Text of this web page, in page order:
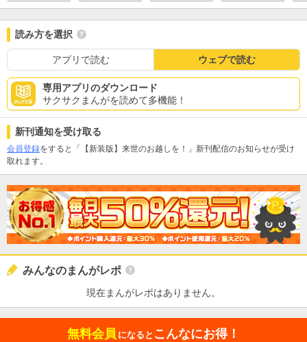
読み方を選択
アプリで読む ウェブで読む
専用アプリのダウンロード
サクサクまんがを読めて多機能！
新刊通知を受け取る
会員登録をすると「【新装版】来世のお越しを！」新刊配信のお知らせが受け
取れます。
みんなのまんがレポ
現在まんがレポはありません。
無料会員 になると こんなにお得！